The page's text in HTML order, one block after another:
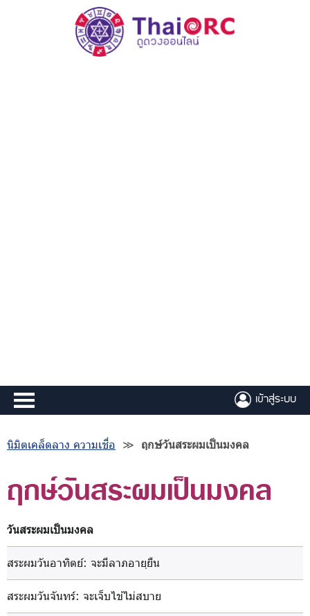
เข้าสู่ระบบ
นิมิตเคล็ดลาง ความเชื่อ ≫ ฤกษ์วันสระผมเป็นมงคล
ฤกษ์วันสระผมเป็นมงคล
วันสระผมเป็นมงคล
สระผมวันอาทิตย์: จะมีลาภอายุยืน
สระผมวันจันทร์: จะเจ็บไข้ไม่สบาย